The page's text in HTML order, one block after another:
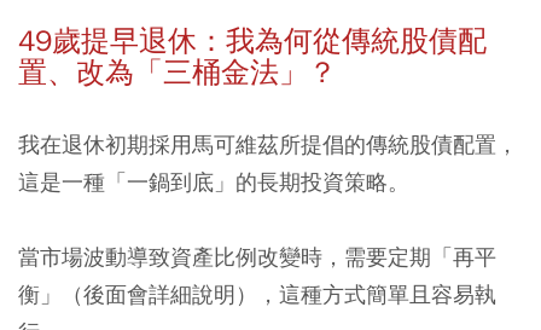
49歲提早退休：我為何從傳統股債配
置、改為「三桶金法」？
我在退休初期採用馬可維茲所提倡的傳統股債配置，
這是一種「一鍋到底」的長期投資策略。
當市場波動導致資產比例改變時，需要定期「再平
衡」（後面會詳細說明），這種方式簡單且容易執